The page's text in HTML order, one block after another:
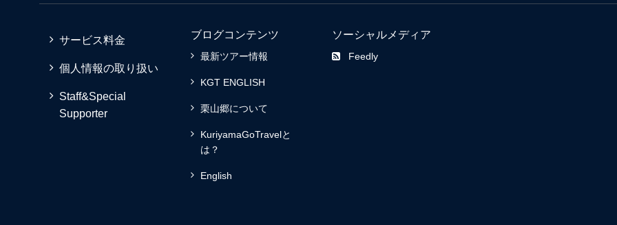
サービス料金
個人情報の取り扱い
Staff&Special
Supporter
ブログコンテンツ
最新ツアー情報
KGT ENGLISH
栗山郷について
KuriyamaGoTravelと
は？
English
ソーシャルメディア
Feedly